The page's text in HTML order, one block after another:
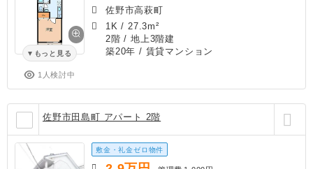
もっと見る
1人検討中
佐野市高萩町
1K / 27.3m²
2階 / 地上3階建
築20年 / 賃貸マンション
佐野市田島町 アパート 2階
敷金・礼金ゼロ物件